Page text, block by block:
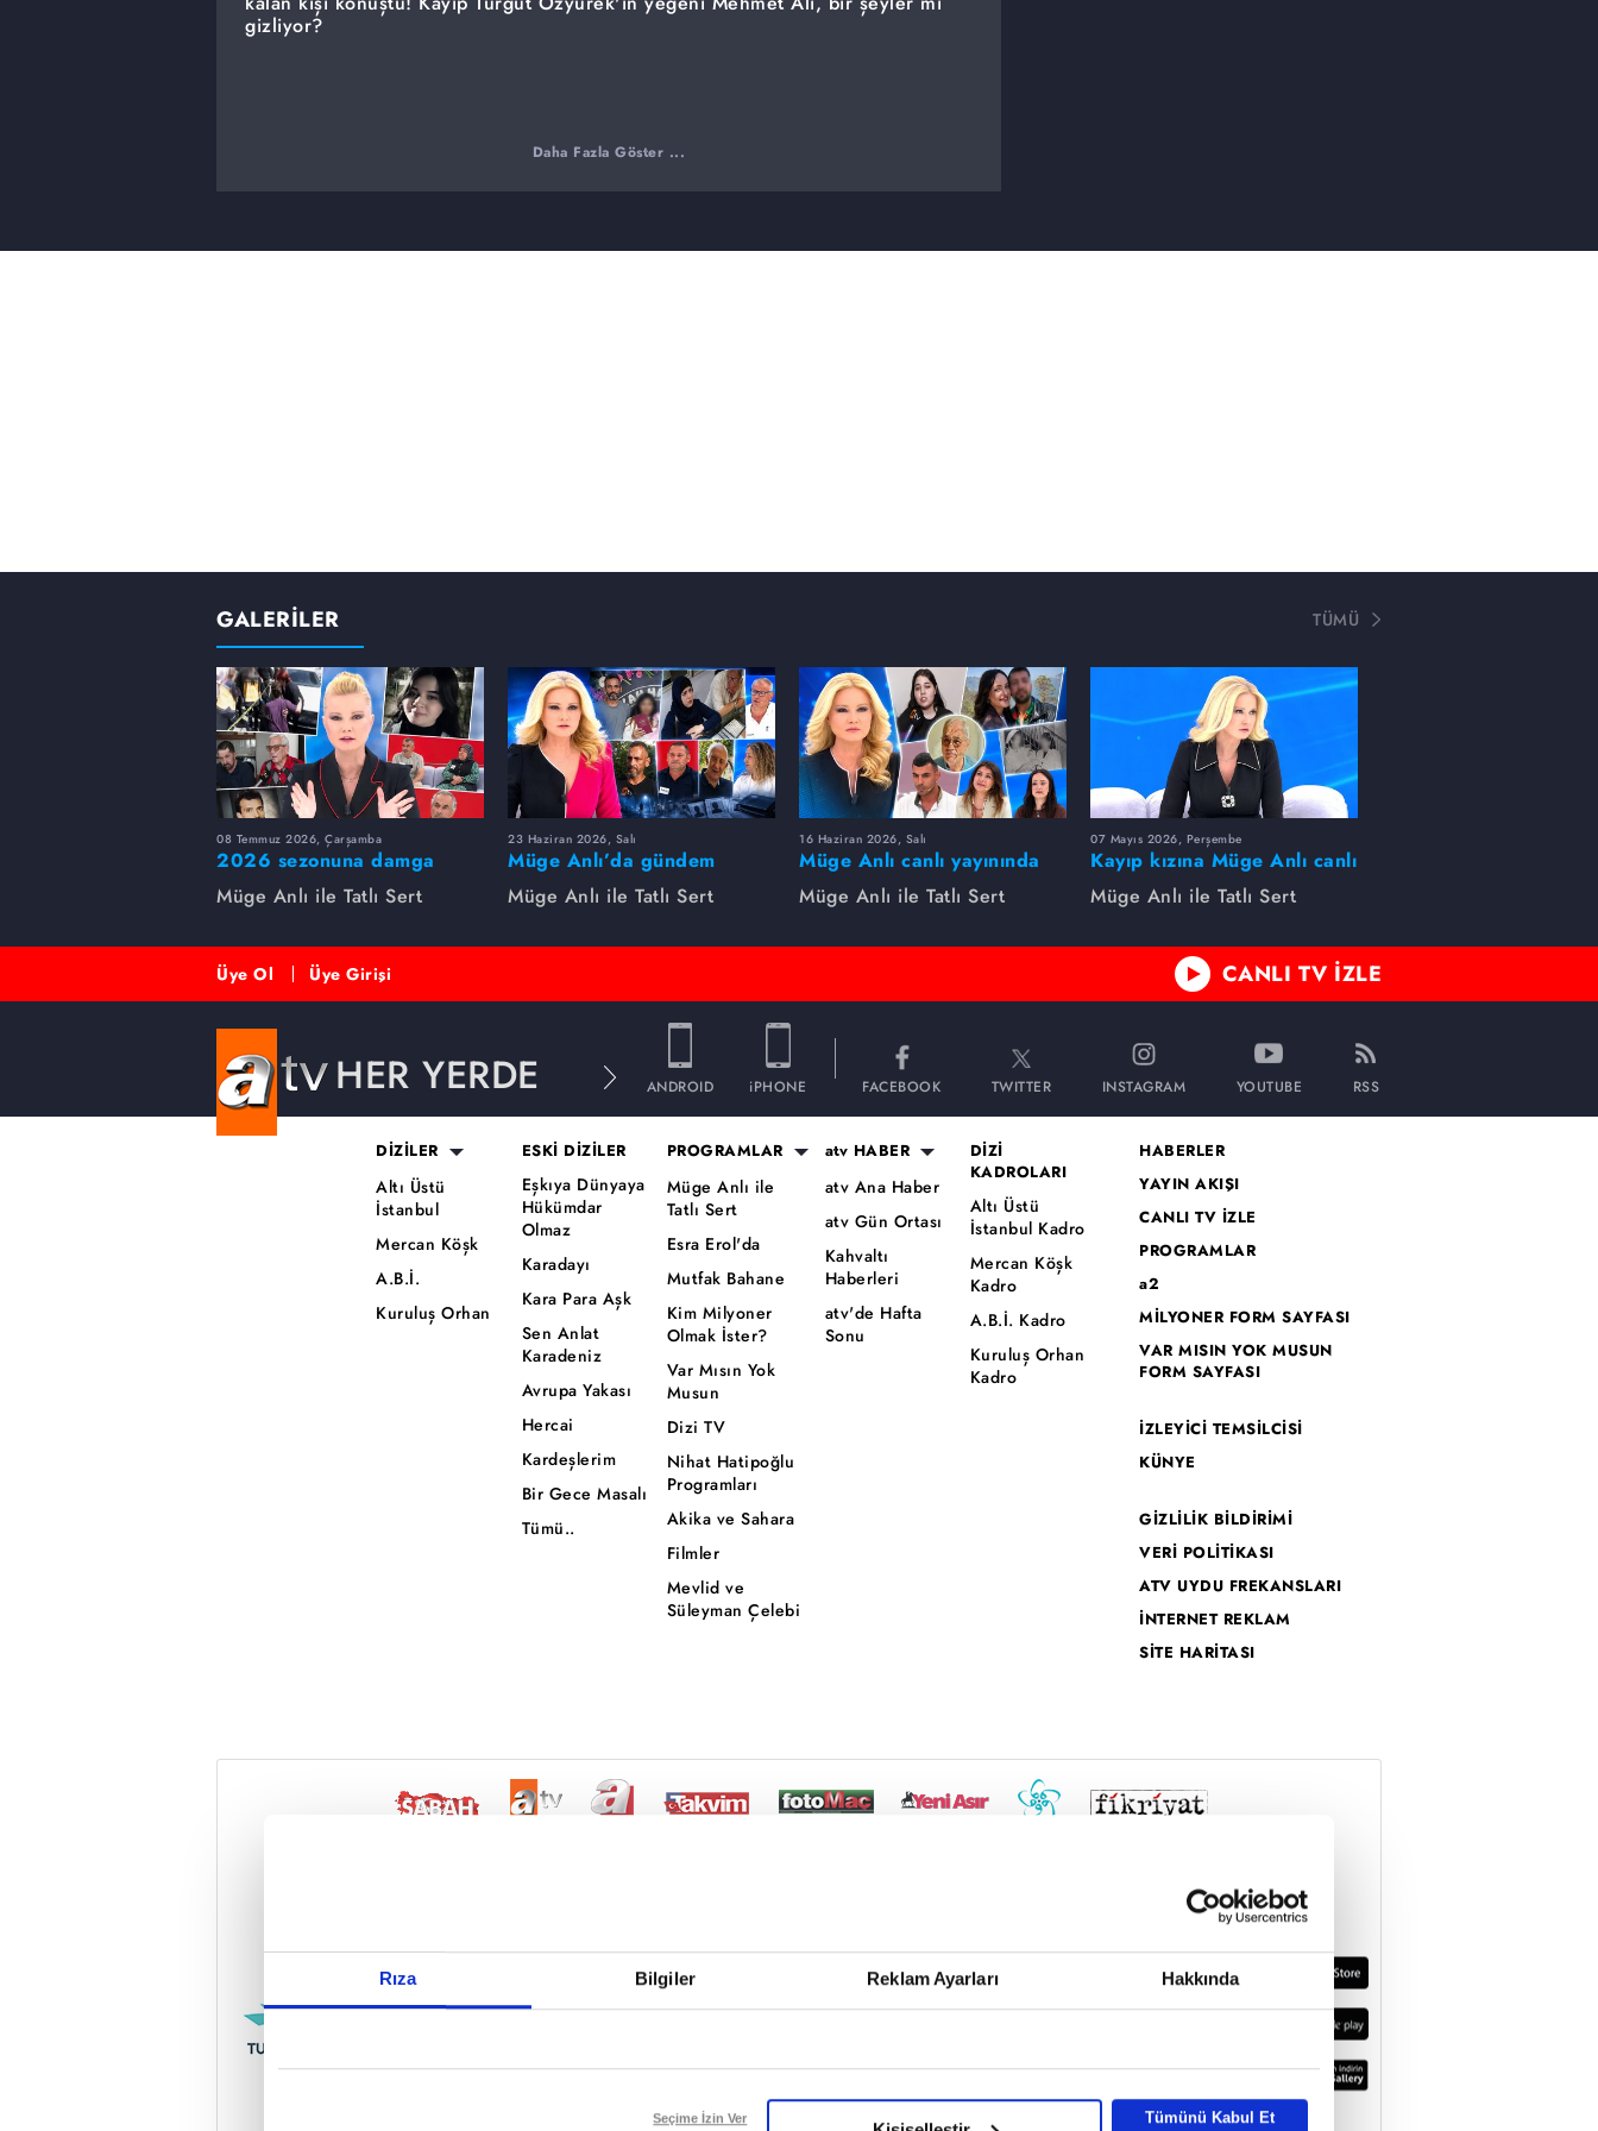
Rıza Bilgiler Reklam Ayarları Hakkında
Reddet
Seçime İzin Ver Tümünü Kabul Et
gizliyor?
Daha Fazla Göster ...
GALERİLER TÜMÜ
08 Temmuz 2026, Çarşamba
2026 sezonuna damga
vuran 5 Müge Anlı
dosyası...
Müge Anlı ile Tatlı Sert
23 Haziran 2026, Salı
Müge Anlı’da gündem
sarsıldı! Kayıp dosyaları ve
aile ihanetleri herkesi şoke
Müge Anlı ile Tatlı Sert
16 Haziran 2026, Salı
Müge Anlı canlı yayınında
dikkat çeken gelişmeler
yaşandı. Kayıp,
Müge Anlı ile Tatlı Sert
07 Mayıs 2026, Perşembe
Kayıp kızına Müge Anlı canlı
yayında kavuştu
Müge Anlı ile Tatlı Sert
Üye Ol Üye Girişi CANLI TV İZLE
HER YERDE ANDROID iPHONE FACEBOOK TWITTER INSTAGRAM YOUTUBE RSS
DİZİLER
Altı Üstü
İstanbul
Mercan Köşk
A.B.İ.
Kuruluş Orhan
ESKİ DİZİLER
Eşkıya Dünyaya
Hükümdar
Olmaz
Karadayı
Kara Para Aşk
Sen Anlat
Karadeniz
Avrupa Yakası
Hercai
Kardeşlerim
Bir Gece Masalı
Tümü..
PROGRAMLAR
Müge Anlı ile
Tatlı Sert
Esra Erol'da
Mutfak Bahane
Kim Milyoner
Olmak İster?
Var Mısın Yok
Musun
Dizi TV
Nihat Hatipoğlu
Programları
Akika ve Sahara
Filmler
Mevlid ve
Süleyman Çelebi
atv HABER
atv Ana Haber
atv Gün Ortası
Kahvaltı
Haberleri
atv'de Hafta
Sonu
DİZİ
KADROLARI
Altı Üstü
İstanbul Kadro
Mercan Köşk
Kadro
A.B.İ. Kadro
Kuruluş Orhan
Kadro
HABERLER
YAYIN AKIŞI
CANLI TV İZLE
PROGRAMLAR
a2
MİLYONER FORM SAYFASI
VAR MISIN YOK MUSUN
FORM SAYFASI
İZLEYİCİ TEMSİLCİSİ
KÜNYE
GİZLİLİK BİLDİRİMİ
VERİ POLİTİKASI
ATV UYDU FREKANSLARI
İNTERNET REKLAM
SİTE HARİTASI